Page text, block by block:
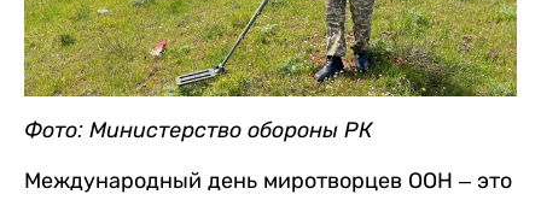
Фото: Министерство обороны РК
Международный день миротворцев ООН – это